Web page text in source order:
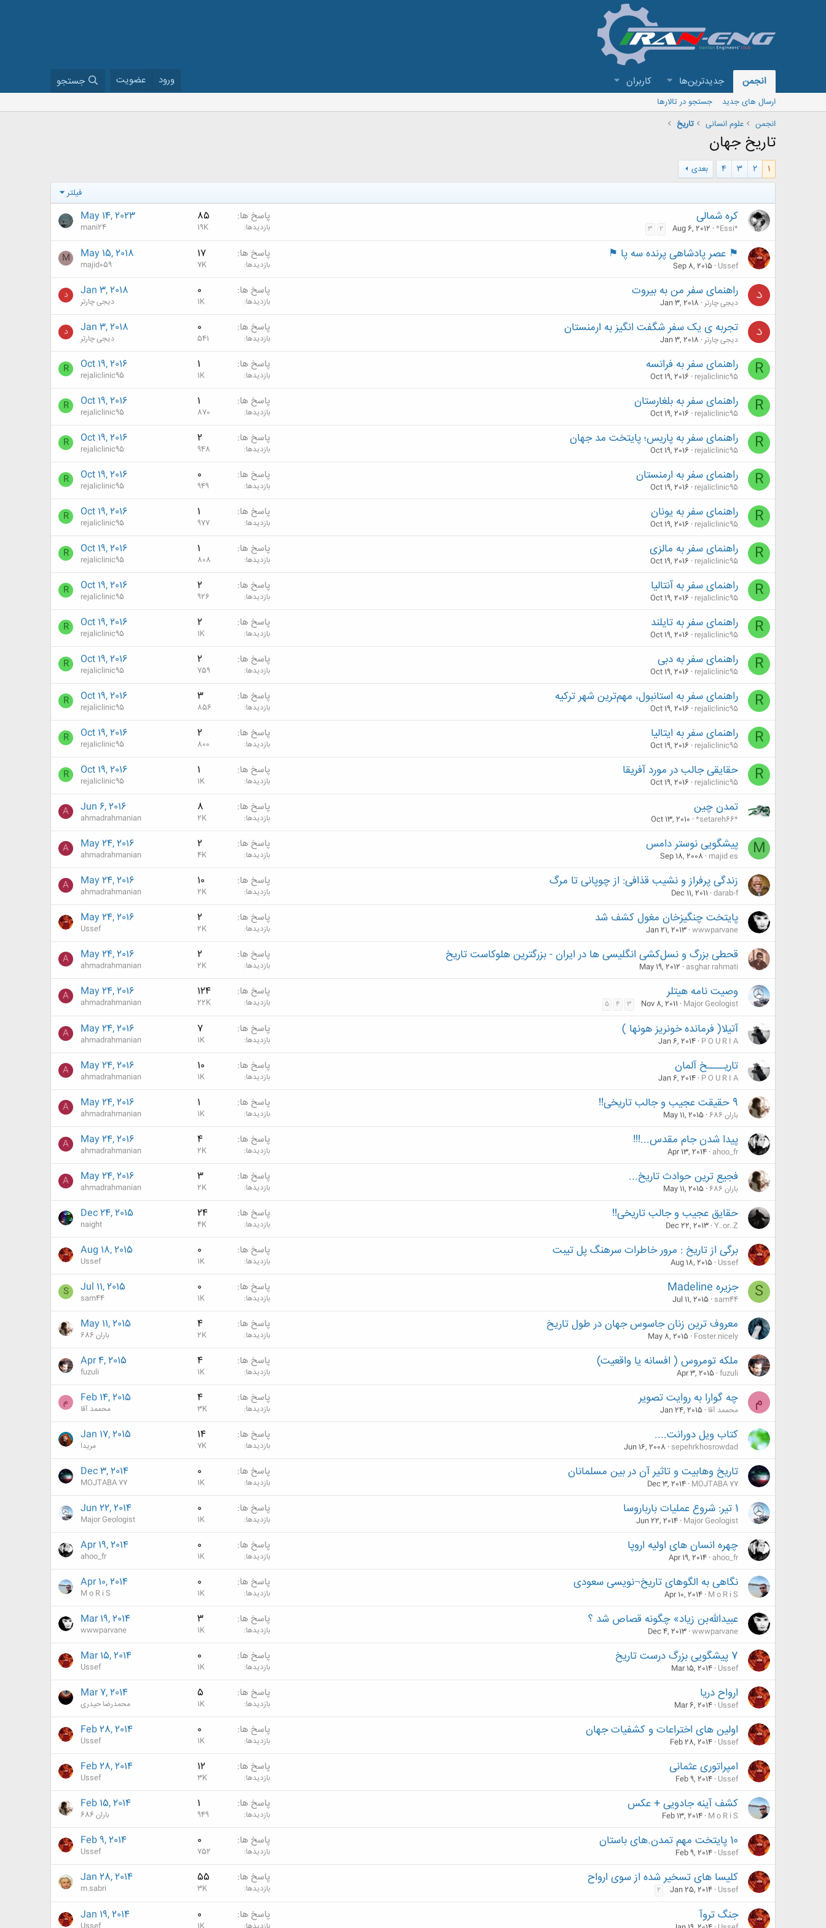
انجمن جدیدترین‌ها کاربران ورود عضویت جستجو
ارسال های جدید
جستجو در تالارها
انجمن
علوم انسانی تاریخ
تاریخ جهان
1
2
3
4
بعدی
فیلتر
کره شمالی
*Essi*
Aug 6, 2012
2
3
پاسخ ها 85
بازدیدها 19K
May 14, 2023
mani24
⚑ عصر پادشاهی پرنده سه پا ⚑
Ussef
Sep 8, 2015
پاسخ ها 17
بازدیدها 7K
May 15, 2018
majid059
M
د راهنمای سفر من به بیروت
دیجی چارتر Jan 3, 2018
پاسخ ها 0
بازدیدها 1K
Jan 3, 2018
دیجی چارتر د
د تجربه ی یک سفر شگفت انگیز به ارمنستان
دیجی چارتر Jan 3, 2018
پاسخ ها 0
بازدیدها 541
Jan 3, 2018
دیجی چارتر د
R راهنمای سفر به فرانسه
rejaliclinic95
Oct 19, 2016
پاسخ ها 1
بازدیدها 1K
Oct 19, 2016
rejaliclinic95
R
R راهنمای سفر به بلغارستان
rejaliclinic95
Oct 19, 2016
پاسخ ها 1
بازدیدها 870
Oct 19, 2016
rejaliclinic95
R
R راهنمای سفر به پاریس؛ پایتخت مد جهان
rejaliclinic95
Oct 19, 2016
پاسخ ها 2
بازدیدها 948
Oct 19, 2016
rejaliclinic95
R
R راهنمای سفر به ارمنستان
rejaliclinic95
Oct 19, 2016
پاسخ ها 0
بازدیدها 949
Oct 19, 2016
rejaliclinic95
R
R راهنمای سفر به یونان
rejaliclinic95
Oct 19, 2016
پاسخ ها 1
بازدیدها 977
Oct 19, 2016
rejaliclinic95
R
R راهنمای سفر به مالزی
rejaliclinic95
Oct 19, 2016
پاسخ ها 1
بازدیدها 808
Oct 19, 2016
rejaliclinic95
R
R راهنمای سفر به آنتالیا
rejaliclinic95
Oct 19, 2016
پاسخ ها 2
بازدیدها 926
Oct 19, 2016
rejaliclinic95
R
R راهنمای سفر به تایلند
rejaliclinic95
Oct 19, 2016
پاسخ ها 2
بازدیدها 1K
Oct 19, 2016
rejaliclinic95
R
R راهنمای سفر به دبی
rejaliclinic95
Oct 19, 2016
پاسخ ها 2
بازدیدها 759
Oct 19, 2016
rejaliclinic95
R
R راهنمای سفر به استانبول، مهم‌ترین شهر ترکیه
rejaliclinic95
Oct 19, 2016
پاسخ ها 3
بازدیدها 856
Oct 19, 2016
rejaliclinic95
R
R راهنمای سفر به ایتالیا
rejaliclinic95
Oct 19, 2016
پاسخ ها 2
بازدیدها 800
Oct 19, 2016
rejaliclinic95
R
R حقایقی جالب در مورد آفریقا
rejaliclinic95
Oct 19, 2016
پاسخ ها 1
بازدیدها 1K
Oct 19, 2016
rejaliclinic95
R
تمدن‌ چین
*setareh66*
Oct 13, 2010
پاسخ ها 8
بازدیدها 2K
Jun 6, 2016
ahmadrahmanian
A
M پیشگویی نوستر دامس
majid es
Sep 18, 2008
پاسخ ها 2
بازدیدها 4K
May 24, 2016
ahmadrahmanian
A
زندگی پرفراز و نشیب قذافی: از چوپانی تا مرگ
darab-f
Dec 11, 2011
پاسخ ها 10
بازدیدها 2K
May 24, 2016
ahmadrahmanian
A
پایتخت چنگیزخان مغول كشف شد
wwwparvane
Jan 21, 2013
پاسخ ها 2
بازدیدها 2K
May 24, 2016
Ussef
قحطی بزرگ و نسل‌کشی انگلیسی ها در ایران - بزرگترین هلوکاست تاریخ
asghar rahmati
May 19, 2012
پاسخ ها 2
بازدیدها 2K
May 24, 2016
ahmadrahmanian
A
وصیت نامه هیتلر
Major Geologist
Nov 8, 2011
3
4
5
پاسخ ها 124
بازدیدها 22K
May 24, 2016
ahmadrahmanian
A
آتیلا( فرمانده خونريز هونها )
P O U R I A
Jan 6, 2014
پاسخ ها 7
بازدیدها 1K
May 24, 2016
ahmadrahmanian
A
تاریــــخ آلمان
P O U R I A
Jan 6, 2014
پاسخ ها 10
بازدیدها 1K
May 24, 2016
ahmadrahmanian
A
9 حقیقت عجیب و جالب تاریخی!!
باران 686 May 11, 2015
پاسخ ها 1
بازدیدها 1K
May 24, 2016
ahmadrahmanian
A
پیدا شدن جام مقدس...!!!
ahoo_fr
Apr 13, 2014
پاسخ ها 4
بازدیدها 2K
May 24, 2016
ahmadrahmanian
A
فجیع ترین حوادث تاریخ...
باران 686 May 11, 2015
پاسخ ها 3
بازدیدها 2K
May 24, 2016
ahmadrahmanian
A
حقایق عجیب و جالب تاریخی!!
Y..or..Z
Dec 22, 2013
پاسخ ها 24
بازدیدها 4K
Dec 24, 2015
naight
برگی از تاریخ : مرور خاطرات سرهنگ پل تیبت
Ussef
Aug 18, 2015
پاسخ ها 0
بازدیدها 1K
Aug 18, 2015
Ussef
S جزیره Madeline
sam44
Jul 11, 2015
پاسخ ها 0
بازدیدها 1K
Jul 11, 2015
sam44
S
معروف ترین زنان جاسوس جهان در طول تاريخ
Foster.nicely
May 8, 2015
پاسخ ها 4
بازدیدها 2K
May 11, 2015
باران 686
ملکه تومروس ( افسانه یا واقعیت)
fuzuli
Apr 3, 2015
پاسخ ها 4
بازدیدها 1K
Apr 4, 2015
fuzuli
م چه گوارا به روایت تصویر
محممد آقا Jan 24, 2015
پاسخ ها 4
بازدیدها 3K
Feb 14, 2015
محممد آقا م
کتاب ویل دورانت....
sepehrkhosrowdad
Jun 16, 2008
پاسخ ها 14
بازدیدها 7K
Jan 17, 2015
مریدا
تاریخ وهابیت و تاثیر آن در بین مسلمانان
MOJTABA 77
Dec 3, 2014
پاسخ ها 0
بازدیدها 1K
Dec 3, 2014
MOJTABA 77
1 تیر: شروع عملیات بارباروسا
Major Geologist
Jun 22, 2014
پاسخ ها 0
بازدیدها 1K
Jun 22, 2014
Major Geologist
چهره انسان های اولیه اروپا
ahoo_fr
Apr 19, 2014
پاسخ ها 0
بازدیدها 1K
Apr 19, 2014
ahoo_fr
نگاهی به الگوهای تاریخ¬نویسی سعودی
M o R i S
Apr 10, 2014
پاسخ ها 0
بازدیدها 1K
Apr 10, 2014
M o R i S
عبیدالله‌بن ‌زیاد» چگونه قصاص شد ؟
wwwparvane
Dec 4, 2013
پاسخ ها 3
بازدیدها 1K
Mar 19, 2014
wwwparvane
7 پیشگویی بزرگ درست تاریخ
Ussef
Mar 15, 2014
پاسخ ها 0
بازدیدها 1K
Mar 15, 2014
Ussef
ارواح دریا
Ussef
Mar 6, 2014
پاسخ ها 5
بازدیدها 1K
Mar 7, 2014
محمدرضا حیدری
اولین های اختراعات و کشفیات جهان
Ussef
Feb 28, 2014
پاسخ ها 0
بازدیدها 1K
Feb 28, 2014
Ussef
امپراتوری عثمانی
Ussef
Feb 9, 2014
پاسخ ها 12
بازدیدها 3K
Feb 28, 2014
Ussef
کشف آینه جادویی + عکس
M o R i S
Feb 13, 2014
پاسخ ها 1
بازدیدها 949
Feb 15, 2014
باران 686
10 پایتخت مهم تمدن.های باستان
Ussef
Feb 9, 2014
پاسخ ها 0
بازدیدها 752
Feb 9, 2014
Ussef
کلیسا های تسخیر شده از سوی ارواح
Ussef
Jan 25, 2014
2
پاسخ ها 55
بازدیدها 3K
Jan 28, 2014
m.sabri
جنگ تروآ پاسخ ها 0
Jan 19, 2014